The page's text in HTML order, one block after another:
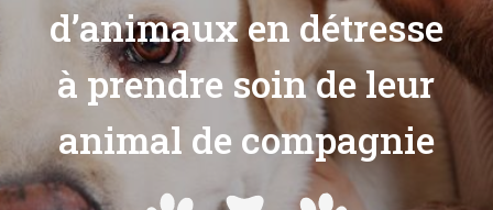
d’animaux en détresse
à prendre soin de leur
animal de compagnie